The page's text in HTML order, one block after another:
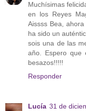
Muchísimas
en los Reyes
Aissss Bea,
ha sido un
sois una de las
año. Espero que
besazos!!!!!
Responder
Lucía 31 de